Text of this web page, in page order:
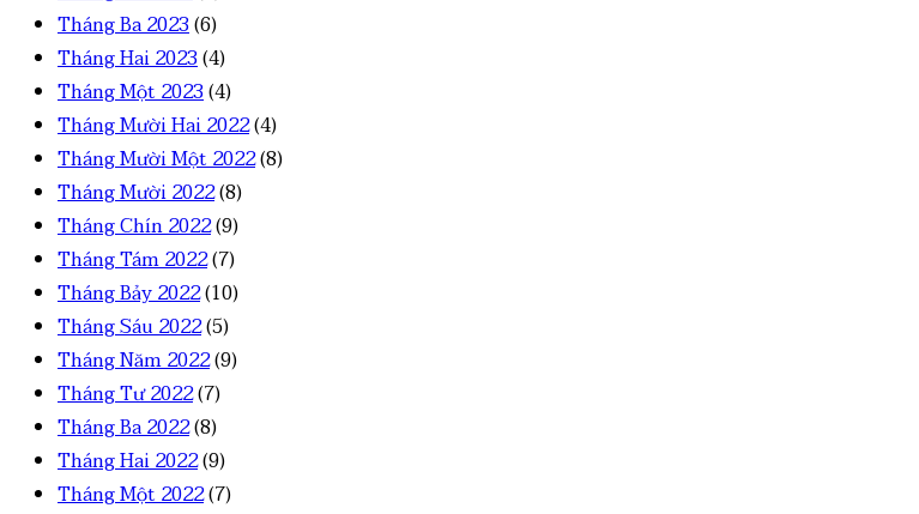
Tháng Ba 2023(6)
Tháng Hai 2023(4)
Tháng Một 2023(4)
Tháng Mười Hai 2022(4)
Tháng Mười Một 2022(8)
Tháng Mười 2022(8)
Tháng Chín 2022(9)
Tháng Tám 2022(7)
Tháng Bảy 2022(10)
Tháng Sáu 2022(5)
Tháng Năm 2022(9)
Tháng Tư 2022(7)
Tháng Ba 2022(8)
Tháng Hai 2022(9)
Tháng Một 2022(7)